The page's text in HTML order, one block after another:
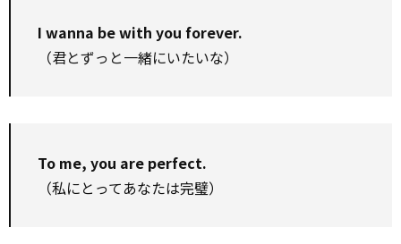
I wanna be with you forever.
（君とずっと一緒にいたいな）
To me, you are perfect.
（私にとってあなたは完璧）